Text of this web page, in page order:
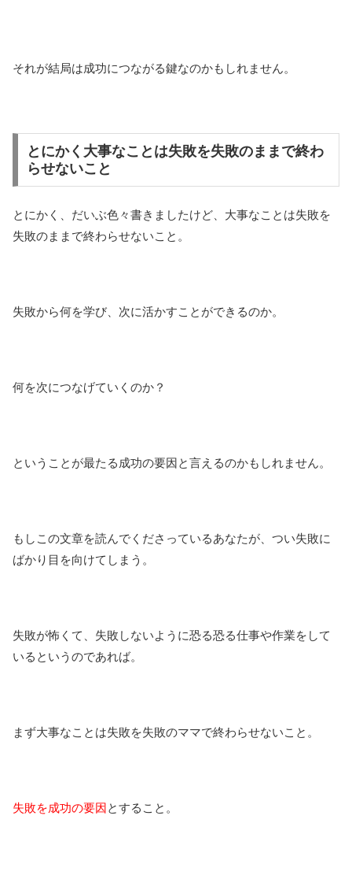
それが結局は成功につながる鍵なのかもしれません。
とにかく大事なことは失敗を失敗のままで終わ
らせないこと
とにかく、だいぶ色々書きましたけど、大事なことは失敗を
失敗のままで終わらせないこと。
失敗から何を学び、次に活かすことができるのか。
何を次につなげていくのか？
ということが最たる成功の要因と言えるのかもしれません。
もしこの文章を読んでくださっているあなたが、つい失敗に
ばかり目を向けてしまう。
失敗が怖くて、失敗しないように恐る恐る仕事や作業をして
いるというのであれば。
まず大事なことは失敗を失敗のママで終わらせないこと。
失敗を成功の要因とすること。